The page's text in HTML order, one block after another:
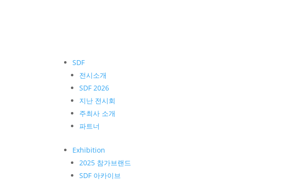
SDF
전시소개
SDF 2026
지난 전시회
주최사 소개
파트너
Exhibition
2025 참가브랜드
SDF 아카이브